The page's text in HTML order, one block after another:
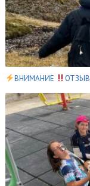
ВНИМАНИЕ ОТЗЫВ